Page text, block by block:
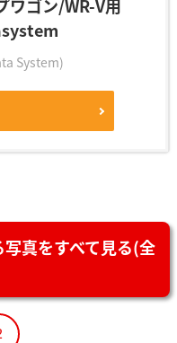
ワゴン/WR-V用
System)
写真をすべて見る(全